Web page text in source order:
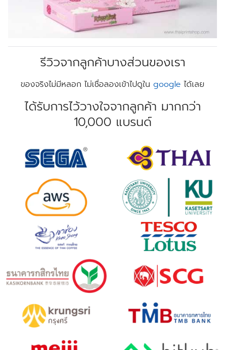
รีวิวจากลูกค้าบางส่วนของเรา
ของจริงไม่มีหลอก ไม่เชื่อลองเข้าไปดูใน google ได้เลย
ได้รับการไว้วางใจจากลูกค้า มากกว่า
10,000 แบรนด์